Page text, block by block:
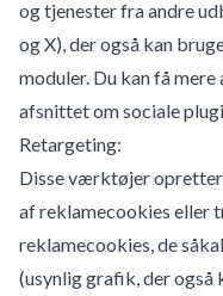
og tjenester fra andre
og X), der også kan
moduler. Du kan få
afsnittet om sociale
Retargeting:
Disse værktøjer
af reklamecookies eller
reklamecookies, de
(usynlig grafik, der også